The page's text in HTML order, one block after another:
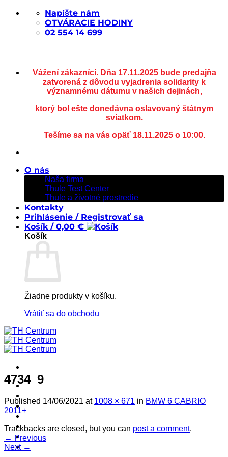
Skip
Napíšte nám
OTVÁRACIE HODINY
02 554 14 699
Vážení zákazníci. Dňa 17.11.2025 bude predajňa
zatvorená z dôvodu vyjadrenia solidarity k
významnému dátumu v našich dejinách,
ktorý bol ešte donedávna oslavovaný štátnym
sviatkom.
Tešíme sa na vás opäť 18.11.2025 o 10:00.
O nás
Naša firma
Thule Test Center
Thule a životné prostredie
Kontakty
Prihlásenie / Registrovať sa
Košík / 0,00 €
Košík
Žiadne produkty v košíku.
Vrátiť sa do obchodu
! ! ! S Ú Ť A Ž ! ! !
Výpredaj -%
Produkty
Špičkový UEBLER
Autoriz. servis THULE/UEBLER
Predajne
Naši Uebler Partneri
4734_9
Published 14/06/2021 at 1008 × 671 in BMW 6 CABRIO
2011+
Trackbacks are closed, but you can post a comment.
← Previous
Next →